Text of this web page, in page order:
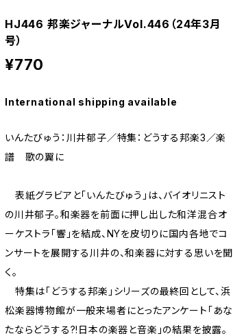
HJ446 邦楽ジャーナルVol.446（24年3月
号）
¥770
International shipping available
いんたびゅう：川井郁子／特集：どうする邦楽3／楽
譜 歌の翼に
表紙グラビアと「いんたびゅう」は、バイオリニスト
の川井郁子。和楽器を前面に押し出した和洋混合オ
ーケストラ「響」を結成、NYを皮切りに国内各地でコ
ンサートを展開する川井の、和楽器に対する思いを聞
く。
特集は「どうする邦楽」シリーズの最終回として、浜
松楽器博物館が一般来場者にとったアンケート「あな
たならどうする?!日本の楽器と音楽」の結果を披露。